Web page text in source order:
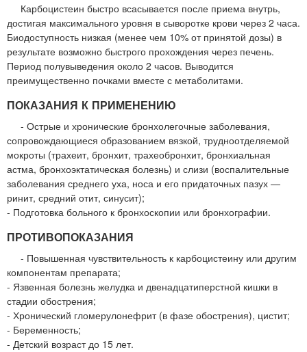
Карбоцистеин быстро всасывается после приема внутрь,
достигая максимального уровня в сыворотке крови через 2 часа.
Биодоступность низкая (менее чем 10% от принятой дозы) в
результате возможно быстрого прохождения через печень.
Период полувыведения около 2 часов. Выводится
преимущественно почками вместе с метаболитами.
ПОКАЗАНИЯ К ПРИМЕНЕНИЮ
- Острые и хронические бронхолегочные заболевания,
сопровождающиеся образованием вязкой, трудноотделяемой
мокроты (трахеит, бронхит, трахеобронхит, бронхиальная
астма, бронхоэктатическая болезнь) и слизи (воспалительные
заболевания среднего уха, носа и его придаточных пазух —
ринит, средний отит, синусит);
- Подготовка больного к бронхоскопии или бронхографии.
ПРОТИВОПОКАЗАНИЯ
- Повышенная чувствительность к карбоцистеину или другим
компонентам препарата;
- Язвенная болезнь желудка и двенадцатиперстной кишки в
стадии обострения;
- Хронический гломерулонефрит (в фазе обострения), цистит;
- Беременность;
- Детский возраст до 15 лет.